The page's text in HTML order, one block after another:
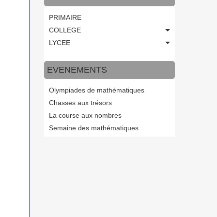
PRIMAIRE
COLLEGE
LYCEE
EVENEMENTS
Olympiades de mathématiques
Chasses aux trésors
La course aux nombres
Semaine des mathématiques